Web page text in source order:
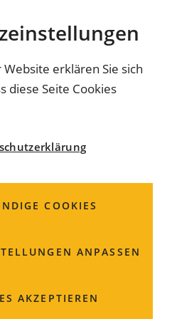
erklären Sie sich
diese Seite Cookies
COOKIES
ANPASSEN
AKZEPTIEREN
UMWELTAMT